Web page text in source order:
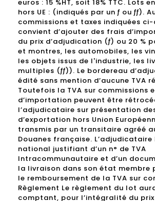
euros : 15 %HT, soit 18% TTC. Lots
hors UE : (indiqués par un ƒ ou ƒƒ).
commissions et taxes indiquées ci-
convient d’ajouter des frais
du prix d’adjudication (ƒ) ou 20 %
et montres, les automobiles, les
les objets issus de l'industrie, les
multiples (ƒƒ)). Le bordereau
édité sans mention d’aucune TVA
Toutefois la TVA sur commissions
d’importation peuvent être
l’adjudicataire sur présentation
d’exportation hors Union
transmis par un transitaire agréé
Douanes française.
national justifiant d’un n° de TVA
Intracommunautaire et d’un
la livraison dans son état membre
le remboursement de la TVA sur
Règlement Le règlement du lot
comptant, pour l’intégralité du